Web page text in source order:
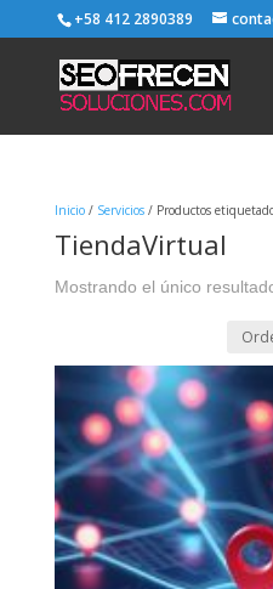
+58 412 2890389
Inicio/ Servicios/ Productos
TiendaVirtual
Mostrando el único